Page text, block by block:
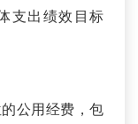
支出绩效目标
公用经费，包